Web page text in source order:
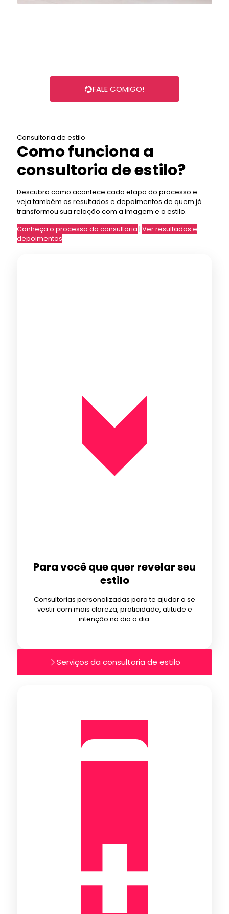
FALE COMIGO!
Consultoria de estilo
Como funciona a
consultoria de estilo?
Descubra como acontece cada etapa do processo e
veja também os resultados e depoimentos de quem já
transformou sua relação com a imagem e o estilo.
Conheça o processo da consultoria | Ver resultados e
depoimentos
Para você que quer revelar seu
estilo
Consultorias personalizadas para te ajudar a se
vestir com mais clareza, praticidade, atitude e
intenção no dia a dia.
Serviços da consultoria de estilo